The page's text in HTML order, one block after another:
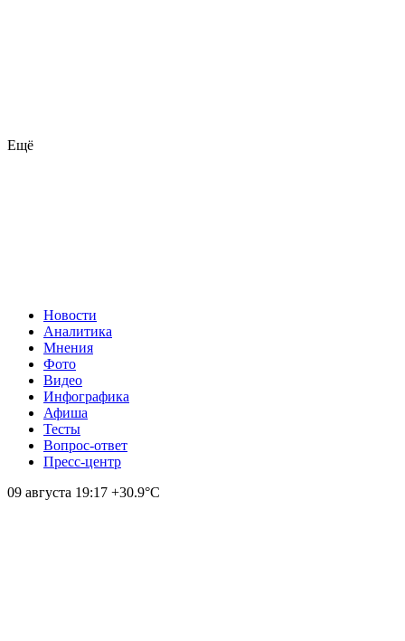
Ещё
Новости
Аналитика
Мнения
Фото
Видео
Инфографика
Афиша
Тесты
Вопрос-ответ
Пресс-центр
09 августа 19:17 +30.9°С